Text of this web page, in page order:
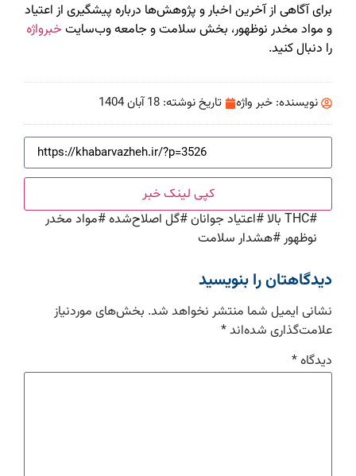
برای آگاهی از آخرین اخبار و پژوهش‌ها درباره پیشگیری از اعتیاد
و مواد مخدر نوظهور، بخش سلامت و جامعه وب‌سایت خبرواژه
را دنبال کنید.
نویسنده: خبر واژه تاریخ نوشته: 18 آبان 1404
کپی لینک خبر
#THC بالا #اعتیاد جوانان#گل اصلاح‌شده#مواد مخدر
نوظهور#هشدار سلامت
دیدگاهتان را بنویسید
نشانی ایمیل شما منتشر نخواهد شد. بخش‌های موردنیاز
علامت‌گذاری شده‌اند*
دیدگاه*